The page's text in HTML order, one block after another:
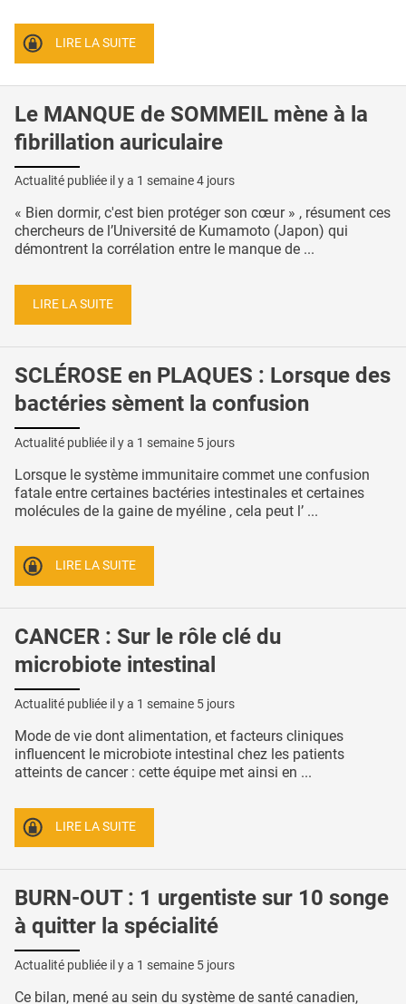
LIRE LA SUITE
Le MANQUE de SOMMEIL mène à la
fibrillation auriculaire
Actualité publiée il y a 1 semaine 4 jours
« Bien dormir, c'est bien protéger son cœur » , résument ces
chercheurs de l’Université de Kumamoto (Japon) qui
démontrent la corrélation entre le manque de ...
LIRE LA SUITE
SCLÉROSE en PLAQUES : Lorsque des
bactéries sèment la confusion
Actualité publiée il y a 1 semaine 5 jours
Lorsque le système immunitaire commet une confusion
fatale entre certaines bactéries intestinales et certaines
molécules de la gaine de myéline , cela peut l’ ...
LIRE LA SUITE
CANCER : Sur le rôle clé du
microbiote intestinal
Actualité publiée il y a 1 semaine 5 jours
Mode de vie dont alimentation, et facteurs cliniques
influencent le microbiote intestinal chez les patients
atteints de cancer : cette équipe met ainsi en ...
LIRE LA SUITE
BURN-OUT : 1 urgentiste sur 10 songe
à quitter la spécialité
Actualité publiée il y a 1 semaine 5 jours
Ce bilan, mené au sein du système de santé canadien,